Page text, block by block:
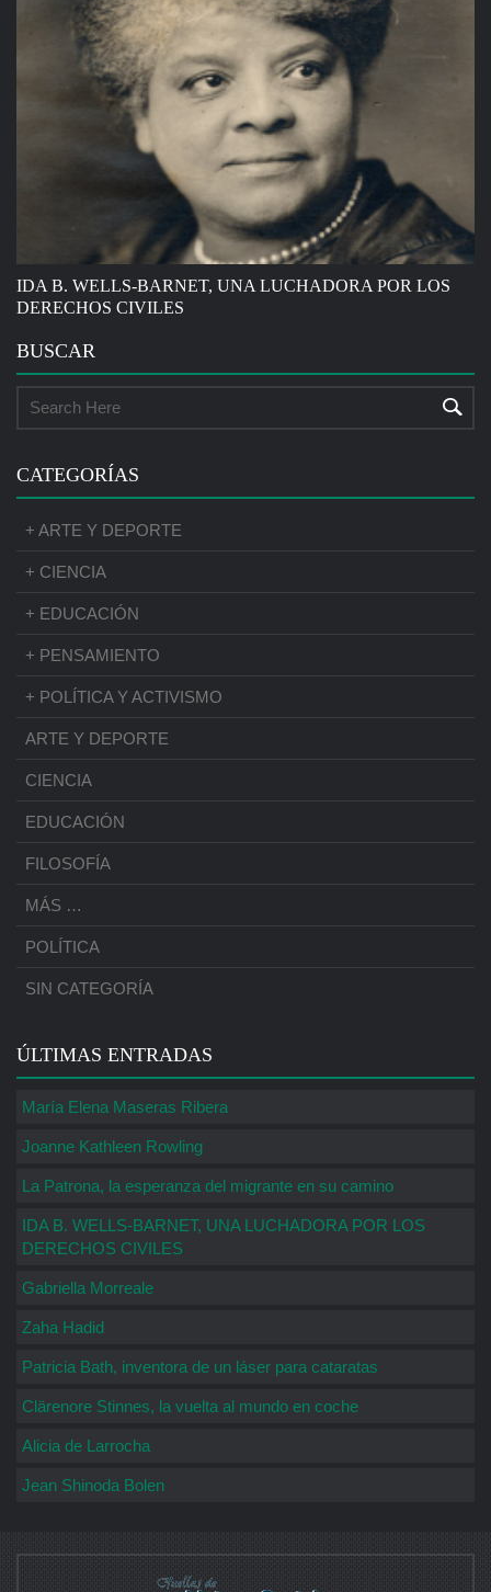
IDA B. WELLS-BARNET, UNA LUCHADORA POR LOS
DERECHOS CIVILES
BUSCAR
CATEGORÍAS
+ ARTE Y DEPORTE
+ CIENCIA
+ EDUCACIÓN
+ PENSAMIENTO
+ POLÍTICA Y ACTIVISMO
ARTE Y DEPORTE
CIENCIA
EDUCACIÓN
FILOSOFÍA
MÁS …
POLÍTICA
SIN CATEGORÍA
ÚLTIMAS ENTRADAS
María Elena Maseras Ribera
Joanne Kathleen Rowling
La Patrona, la esperanza del migrante en su camino
IDA B. WELLS-BARNET, UNA LUCHADORA POR LOS
DERECHOS CIVILES
Gabriella Morreale
Zaha Hadid
Patricia Bath, inventora de un láser para cataratas
Clärenore Stinnes, la vuelta al mundo en coche
Alicia de Larrocha
Jean Shinoda Bolen